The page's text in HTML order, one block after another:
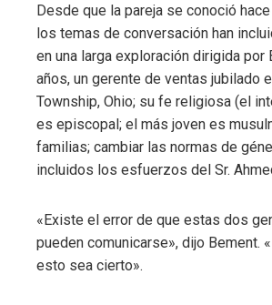
Desde que la pareja se conoció
los temas de conversación han
en una larga exploración dirigida por
años, un gerente de ventas jubilado
Township, Ohio; su fe religiosa (el
es episcopal; el más joven es
familias; cambiar las normas de
incluidos los esfuerzos del Sr.
«Existe el error de que estas dos
pueden comunicarse», dijo Bement.
esto sea cierto».